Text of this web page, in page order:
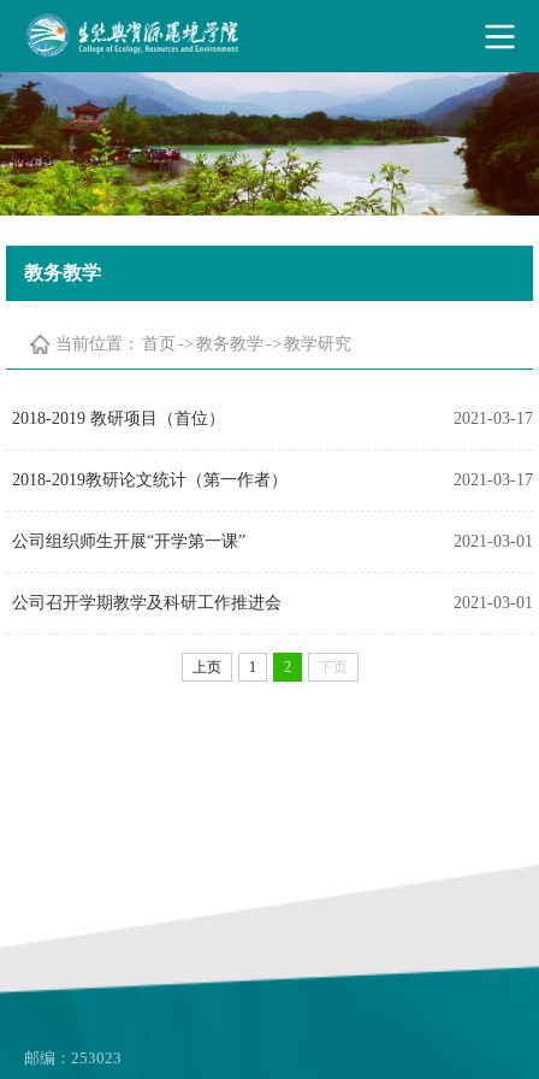
古天乐代言太阳集团·(中国)能源有限公司
教务教学
当前位置： 首页 -> 教务教学 -> 教学研究
2021-03-17
2018-2019 教研项目（首位）
2021-03-17
2018-2019教研论文统计（第一作者）
2021-03-01
公司组织师生开展“开学第一课”
2021-03-01
公司召开学期教学及科研工作推进会
上页 1 2 下页
邮编：253023